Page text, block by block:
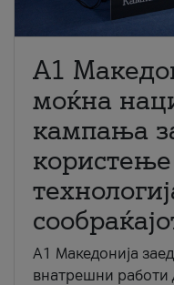
A1
моќна
кампања
A1 Македонија
внатрешни работи